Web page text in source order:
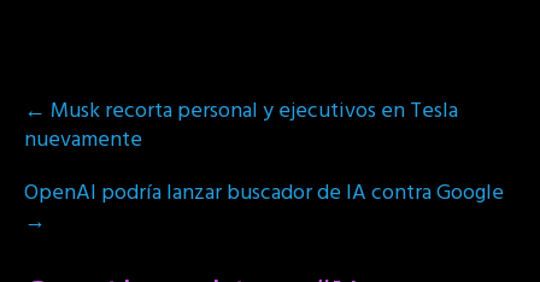
Post
navigation
← Musk recorta personal y ejecutivos en Tesla
nuevamente
OpenAI podría lanzar buscador de IA contra Google
→